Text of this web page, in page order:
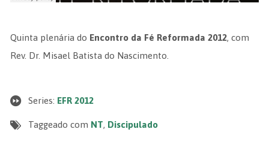
Quinta plenária do Encontro da Fé Reformada 2012, com
Rev. Dr. Misael Batista do Nascimento.
Series: EFR 2012
Taggeado com NT, Discipulado